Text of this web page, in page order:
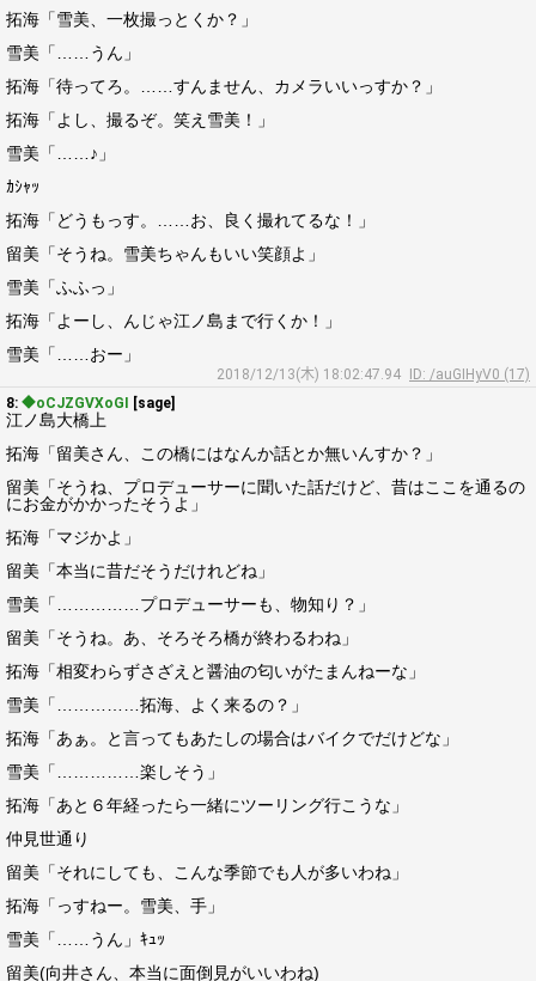
拓海「雪美、一枚撮っとくか？」
雪美「……うん」
拓海「待ってろ。……すんません、カメラいいっすか？」
拓海「よし、撮るぞ。笑え雪美！」
雪美「……♪」
ｶｼｬｯ
拓海「どうもっす。……お、良く撮れてるな！」
留美「そうね。雪美ちゃんもいい笑顔よ」
雪美「ふふっ」
拓海「よーし、んじゃ江ノ島まで行くか！」
雪美「……おー」
2018/12/13(木) 18:02:47.94
ID: /auGIHyV0 (17)
8: ◆oCJZGVXoGI [sage]
江ノ島大橋上
拓海「留美さん、この橋にはなんか話とか無いんすか？」
留美「そうね、プロデューサーに聞いた話だけど、昔はここを通るの
にお金がかかったそうよ」
拓海「マジかよ」
留美「本当に昔だそうだけれどね」
雪美「……………プロデューサーも、物知り？」
留美「そうね。あ、そろそろ橋が終わるわね」
拓海「相変わらずさざえと醤油の匂いがたまんねーな」
雪美「……………拓海、よく来るの？」
拓海「あぁ。と言ってもあたしの場合はバイクでだけどな」
雪美「……………楽しそう」
拓海「あと６年経ったら一緒にツーリング行こうな」
仲見世通り
留美「それにしても、こんな季節でも人が多いわね」
拓海「っすねー。雪美、手」
雪美「……うん」ｷｭｯ
留美(向井さん、本当に面倒見がいいわね)